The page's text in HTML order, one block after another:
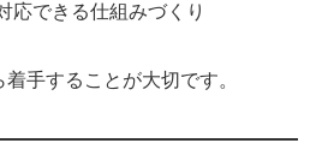
応できる仕組みづくり
手することが大切です。